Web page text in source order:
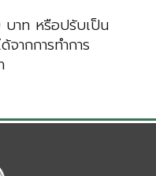
าท หรือปรับเป็น
ากการทำการ